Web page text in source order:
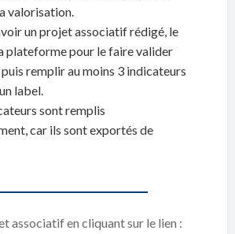
valorisation.
un projet associatif rédigé, le
plateforme pour le faire valider
remplir au moins 3 indicateurs
label.
sont remplis
car ils sont exportés de
associatif en cliquant sur le lien :